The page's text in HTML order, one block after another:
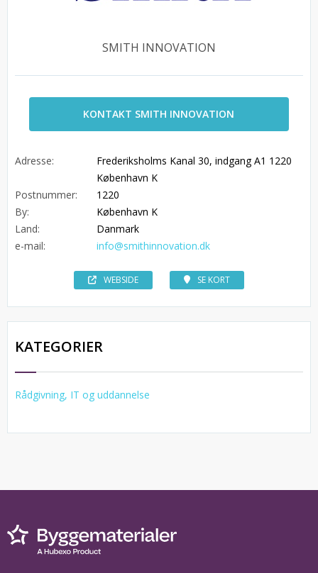
SMITH INNOVATION
KONTAKT SMITH INNOVATION
Adresse:
Frederiksholms Kanal 30, indgang A1 1220
København K
Postnummer:
1220
By:
København K
Land:
Danmark
e-mail:
info@smithinnovation.dk
WEBSIDE SE KORT
KATEGORIER
Rådgivning, IT og uddannelse